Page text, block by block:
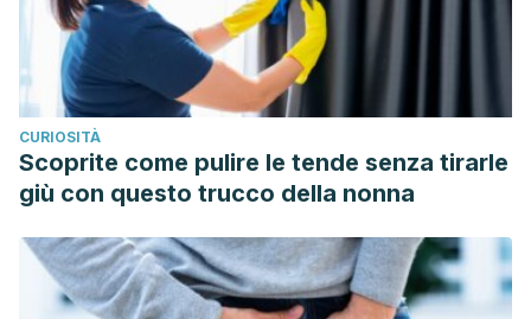
CURIOSITÀ
Scoprite come pulire le tende senza tirarle
giù con questo trucco della nonna